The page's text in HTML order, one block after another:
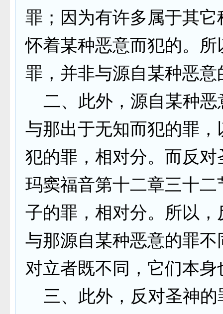
罪；因为有许多属于其
怀着某种恶意而犯的。
罪，并非与源自某种恶意
二、此外，源自某种恶
与那出于无知而犯的罪
犯的罪，相对分。而反
玛窦福音第十二章三十
子的罪，相对分。所以
与那源自某种恶意的罪
对立者既不同，它们本
三、此外，反对圣神的